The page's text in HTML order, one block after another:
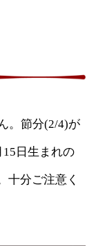
。節分(2/4)が
日生まれの
十分ご注意く